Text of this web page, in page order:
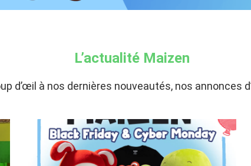
L’actualité Maizen
d’œil à nos dernières nouveautés, nos annonces